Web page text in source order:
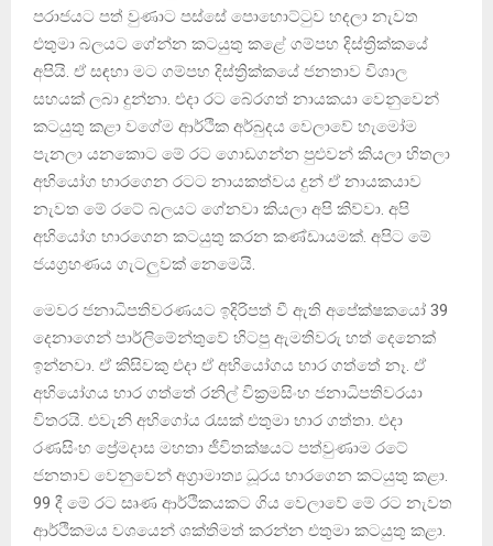
පරාජයට පත් වුණාට පස්සේ පොහොට්ටුව හදලා නැවත
එතුමා බලයට ගේන්න කටයුතු කළේ ගම්පහ දිස්ත්‍රික්කයේ
අපියි. ඒ සඳහා මට ගම්පහ දිස්ත්‍රික්කයේ ජනතාව විශාල
සහයක් ලබා දුන්නා. එදා රට බේරගත් නායකයා වෙනුවෙන්
කටයුතු කළා වගේම ආර්ථික අර්බුදය ‍වෙලාවේ හැමෝම
පැනලා යනකොට මේ රට ගොඩගන්න පුළුවන් කියලා හිතලා
අභියෝග භාරගෙන රටට නායකත්වය දුන් ඒ නායකයාව
නැවත මේ රටේ බලයට ගේනවා කියලා අපි කිව්වා. අපි
අභියෝග භාරගෙන කටයුතු කරන කණ්ඩායමක්. අපිට මේ
ජයග්‍රහණය ගැටලුවක් නෙමෙයි.
මෙවර ජනාධිපතිවරණයට ඉදිරිපත් වී ඇති අපේක්ෂකයෝ 39
දෙනාගෙන් පාර්ලිමේන්තුවේ හිටපු ඇමතිවරු හත් දෙනෙක්
ඉන්නවා. ඒ කිසිවකු එදා ඒ අභියෝගය භාර ගත්තේ නෑ. ඒ
අභියෝගය භාර ගත්තේ රනිල් වික්‍රමසිංහ ජනාධිපතිවරයා
විතරයි. එවැනි අභිගෝය රැසක් එතුමා භාර ගත්තා. එදා
රණසිංහ ප්‍රේමදාස මහතා ජීවිතක්ෂයට පත්වුණාම රටේ
ජනතාව වෙනුවෙන් අග්‍රාමාත්‍ය ධූරය භාරගෙන කටයුතු කළා.
99 දී මේ රට සෘණ ආර්ථිකයකට ගිය වෙලාවේ මේ රට නැවත
ආර්ථිකමය වශයෙන් ශක්තිමත් කරන්න එතුමා කටයුතු කළා.